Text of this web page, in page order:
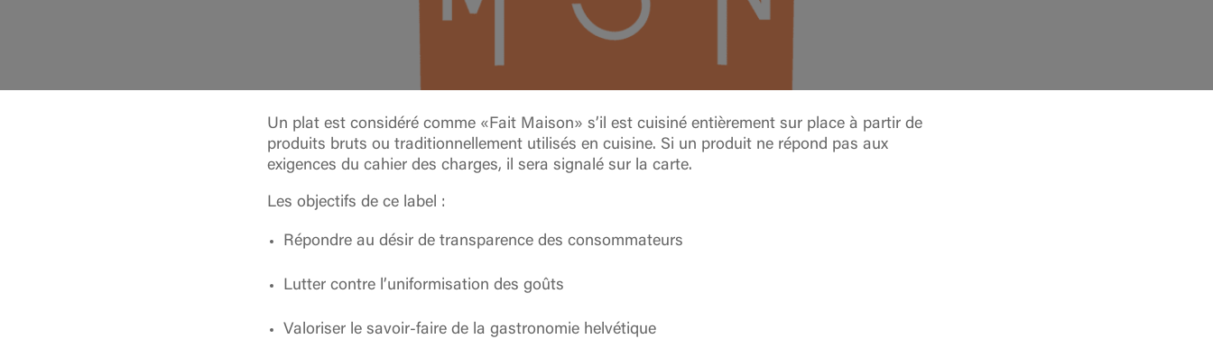
Un plat est considéré comme «Fait Maison» s’il est cuisiné entièrement sur place à partir de
produits bruts ou traditionnellement utilisés en cuisine. Si un produit ne répond pas aux
exigences du cahier des charges, il sera signalé sur la carte.
Les objectifs de ce label :
Répondre au désir de transparence des consommateurs
Lutter contre l’uniformisation des goûts
Valoriser le savoir-faire de la gastronomie helvétique